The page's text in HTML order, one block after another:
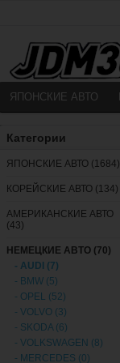
ЯПОНСКИЕ АВТО
Категории
ЯПОНСКИЕ АВТО (1684)
КОРЕЙСКИЕ АВТО (134)
АМЕРИКАНСКИЕ АВТО
(43)
НЕМЕЦКИЕ АВТО (70)
- AUDI (7)
- BMW (5)
- OPEL (52)
- VOLVO (3)
- SKODA (6)
- VOLKSWAGEN (8)
- MERCEDES (0)